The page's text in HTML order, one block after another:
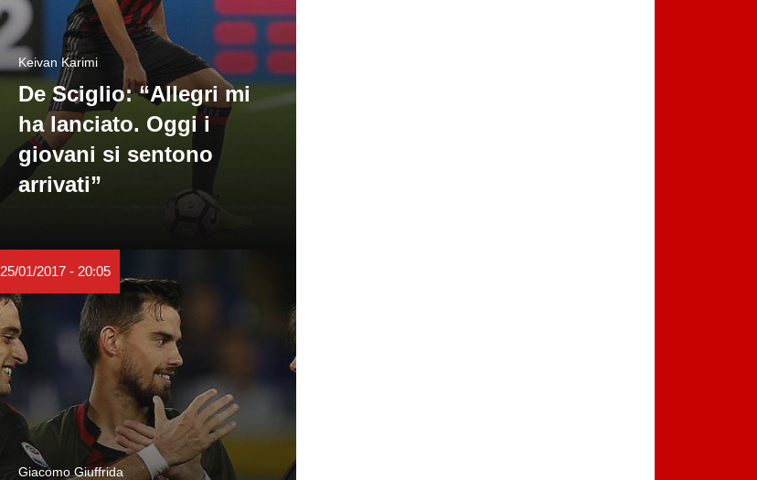
Keivan Karimi
De Sciglio: “Allegri mi
ha lanciato. Oggi i
giovani si sentono
arrivati”
25/01/2017 - 20:05
Giacomo Giuffrida